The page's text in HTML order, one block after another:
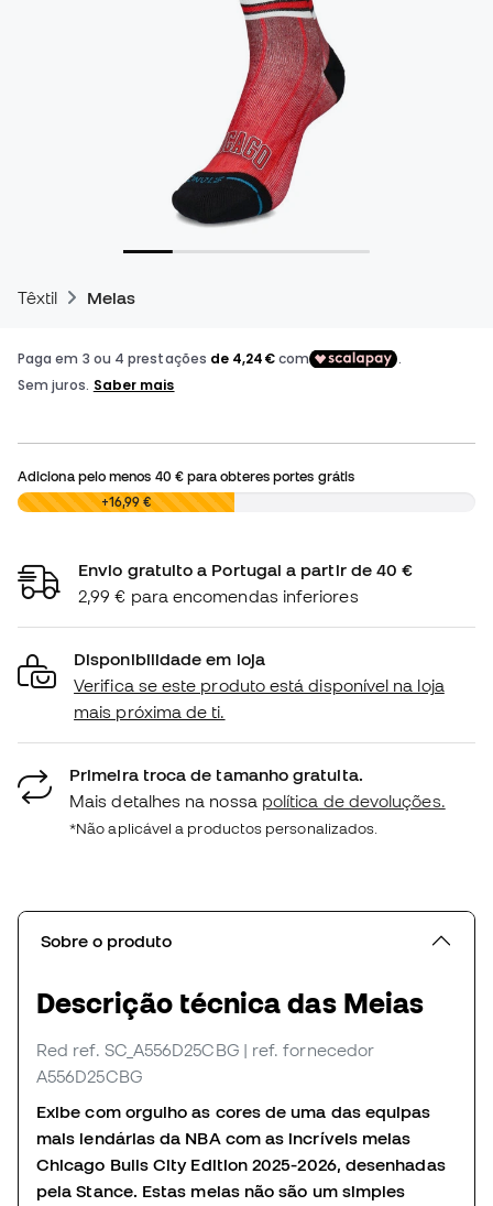
Têxtil Meias
Adiciona pelo menos 40 €para obteres portes grátis
0,00 € +16,99 €
Envio gratuito a Portugal a partir de 40 €
2,99 € para encomendas inferiores
Disponibilidade em loja
Verifica se este produto está disponível na loja
mais próxima de ti.
Primeira troca de tamanho gratuita.
Mais detalhes na nossa política de devoluções.
*Não aplicável a productos personalizados.
Sobre o produto
Descrição técnica das Meias
Red ref. SC_A556D25CBG | ref. fornecedor
A556D25CBG
Exibe com orgulho as cores de uma das equipas
mais lendárias da NBA com as incríveis meias
Chicago Bulls City Edition 2025-2026, desenhadas
pela Stance. Estas meias não são um simples